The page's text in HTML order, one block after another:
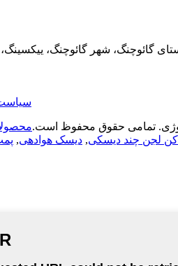
گائوچنگ، شهر گائوچنگ،
تکنولوژی. تمامی حقوق محفوظ است.
لجن چند دیسکی, دیسک هوادهی,